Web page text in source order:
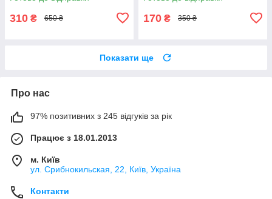
310 ₴ 650 ₴ 170 ₴ 350 ₴
Показати ще
Про нас
97% позитивних з 245 відгуків за рік
Працює з 18.01.2013
м. Київ
ул. Срибнокильская, 22, Київ, Україна
Контакти